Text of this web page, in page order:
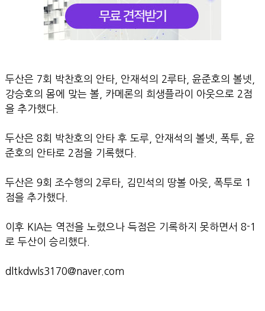
두산은 7회 박찬호의 안타, 안재석의 2루타, 윤준호의 볼넷,
강승호의 몸에 맞는 볼, 카메론의 희생플라이 아웃으로 2점
을 추가했다.
두산은 8회 박찬호의 안타 후 도루, 안재석의 볼넷, 폭투, 윤
준호의 안타로 2점을 기록했다.
두산은 9회 조수행의 2루타, 김민석의 땅볼 아웃, 폭투로 1
점을 추가했다.
이후 KIA는 역전을 노렸으나 득점은 기록하지 못하면서 8-1
로 두산이 승리했다.
dltkdwls3170@naver.com